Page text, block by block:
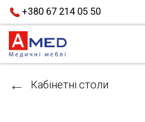
+380 67 214 05 50
Кабінетні столи